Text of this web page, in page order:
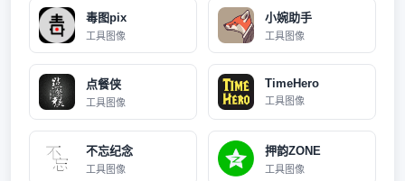
毒图pix
工具图像
小婉助手
工具图像
点餐侠
工具图像
TimeHero
工具图像
不忘纪念
工具图像
押韵ZONE
工具图像